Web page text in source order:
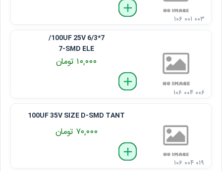
delete
remove
add
۱۰۶ ۰۰۱ ۰۰۳
100UF 25V 6/3*7/
7-SMD ELE
۱۰,۰۰۰ تومان
delete
remove
add
۱۰۶ ۰۰۴ ۰۰۶
100UF 35V SIZE D-SMD TANT
۷۰,۰۰۰ تومان
delete
remove
add
۱۰۶ ۰۰۴ ۰۱۹